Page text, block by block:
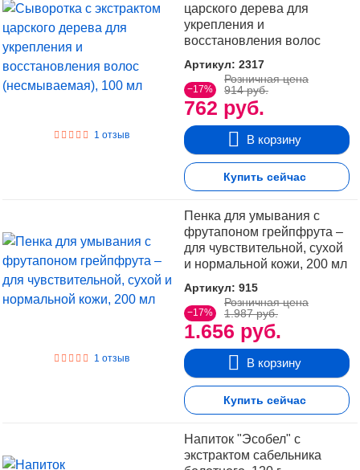
1 отзыв
царского дерева для
укрепления и
восстановления волос
Артикул: 2317
−17%
762 руб.
Розничная цена
914 руб.
В корзину
Купить сейчас
1 отзыв
Пенка для умывания с
фрутапоном грейпфрута –
для чувствительной, сухой
и нормальной кожи, 200 мл
Артикул: 915
−17%
1.656 руб.
Розничная цена
1.987 руб.
В корзину
Купить сейчас
Напиток "Эсобел" с
экстрактом сабельника